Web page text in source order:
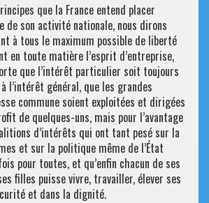
que la France entend placer
de son activité nationale, nous dirons
à tous le maximum possible de liberté
en toute matière l’esprit d’entreprise,
que l’intérêt particulier soit toujours
l’intérêt général, que les grandes
commune soient exploitées et dirigées
de quelques-uns, mais pour l’avantage
d’intérêts qui ont tant pesé sur la
et sur la politique même de l’État
pour toutes, et qu’enfin chacun de ses
filles puisse vivre, travailler, élever ses
et dans la dignité.